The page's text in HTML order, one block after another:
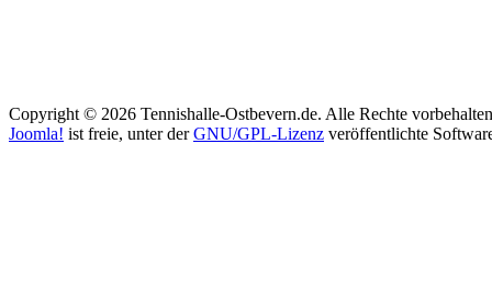
Copyright © 2026 Tennishalle-Ostbevern.de. Alle Rechte
Joomla! ist freie, unter derGNU/GPL-Lizenz veröffentlichte